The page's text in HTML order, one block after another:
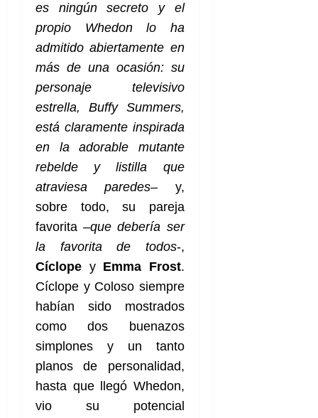
es ningún secreto y el
propio Whedon lo ha
admitido abiertamente en
más de una ocasión: su
personaje televisivo
estrella, Buffy Summers,
está claramente inspirada
en la adorable mutante
rebelde y listilla que
atraviesa paredes– y,
sobre todo, su pareja
favorita –que debería ser
la favorita de todos-,
Cíclope y Emma Frost.
Cíclope y Coloso siempre
habían sido mostrados
como dos buenazos
simplones y un tanto
planos de personalidad,
hasta que llegó Whedon,
vio su potencial